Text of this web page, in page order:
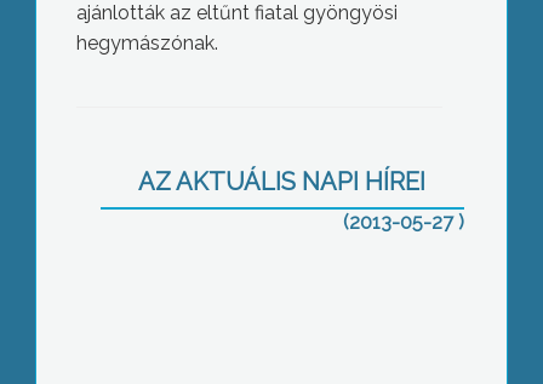
ajánlották az eltűnt fiatal gyöngyösi
hegymászónak.
AZ AKTUÁLIS NAPI HÍREI
(2013-05-27 )